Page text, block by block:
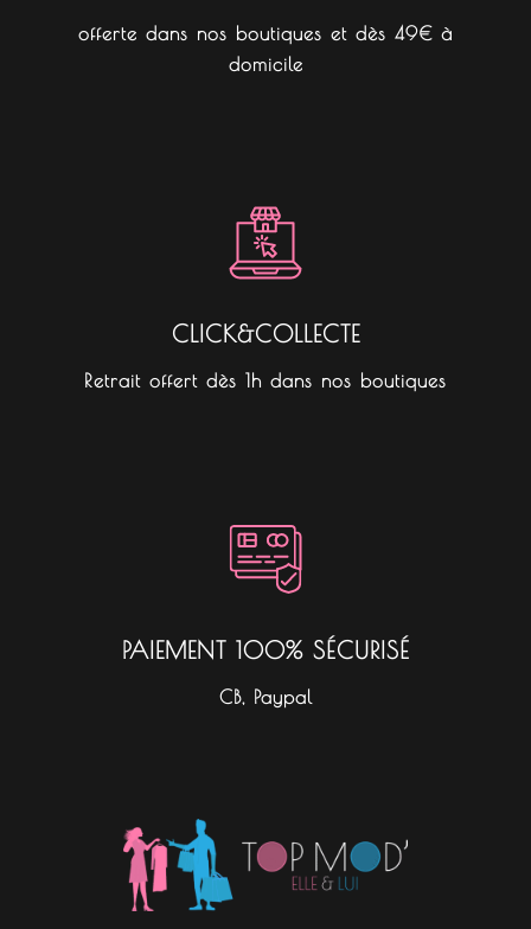
offerte dans nos boutiques et dès 49€ à
domicile
CLICK&COLLECTE
Retrait offert dès 1h dans nos boutiques
PAIEMENT 100% SÉCURISÉ
CB, Paypal